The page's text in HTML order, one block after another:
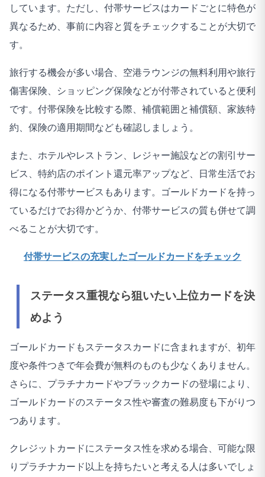
しています。ただし、付帯サービスはカードごとに特色が
異なるため、事前に内容と質をチェックすることが大切で
す。
旅行する機会が多い場合、空港ラウンジの無料利用や旅行
傷害保険、ショッピング保険などが付帯されていると便利
です。付帯保険を比較する際、補償範囲と補償額、家族特
約、保険の適用期間なども確認しましょう。
また、ホテルやレストラン、レジャー施設などの割引サー
ビス、特約店のポイント還元率アップなど、日常生活でお
得になる付帯サービスもあります。ゴールドカードを持っ
ているだけでお得かどうか、付帯サービスの質も併せて調
べることが大切です。
付帯サービスの充実したゴールドカードをチェック
ステータス重視なら狙いたい上位カードを決
めよう
ゴールドカードもステータスカードに含まれますが、初年
度や条件つきで年会費が無料のものも少なくありません。
さらに、プラチナカードやブラックカードの登場により、
ゴールドカードのステータス性や審査の難易度も下がりつ
つあります。
クレジットカードにステータス性を求める場合、可能な限
りプラチナカード以上を持ちたいと考える人は多いでしょ